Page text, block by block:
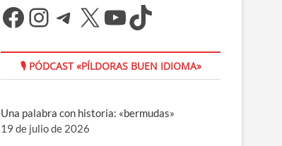
Facebook
Instagram
Telegram
X YouTube
TikTok
🎙 PÓDCAST «PÍLDORAS BUEN IDIOMA»
Una palabra con historia: «bermudas»
19 de julio de 2026